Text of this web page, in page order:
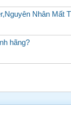
Nhân Mất
hãng?